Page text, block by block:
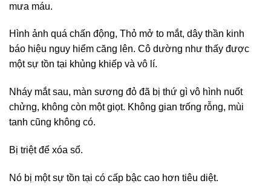
mưa máu.
Hình ảnh quá chấn động, Thỏ mở to mắt, dây thần kinh
báo hiệu nguy hiểm căng lên. Cô dường như thấy được
một sự tồn tại khủng khiếp và vô lí.
Nháy mắt sau, màn sương đỏ đã bị thứ gì vô hình nuốt
chửng, không còn một giọt. Không gian trống rỗng, mùi
tanh cũng không có.
Bị triệt để xóa sổ.
Nó bị một sự tồn tại có cấp bậc cao hơn tiêu diệt.